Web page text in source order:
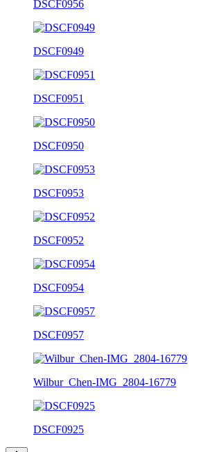
DSCF0956
DSCF0949
DSCF0951
DSCF0950
DSCF0953
DSCF0952
DSCF0954
DSCF0957
Wilbur_Chen-IMG_2804-16779
DSCF0925